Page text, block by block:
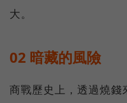
大。
02 暗藏的風險
商戰歷史上，透過燒錢